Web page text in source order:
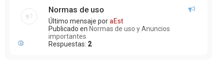
Normas de uso
Último mensaje por aEst
Publicado en Normas de uso y Anuncios
importantes
Respuestas: 2